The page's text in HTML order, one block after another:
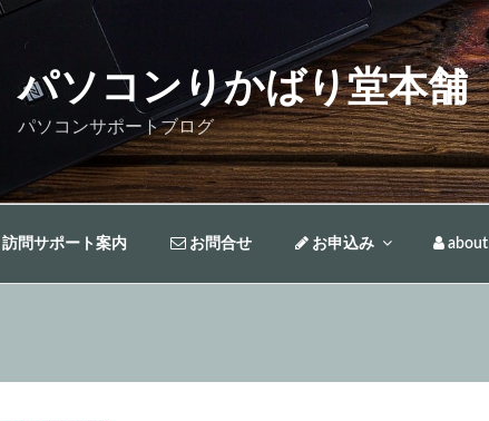
パソコンりかばり堂本舗
パソコンサポートブログ
訪問サポート案内 お問合せ お申込み about